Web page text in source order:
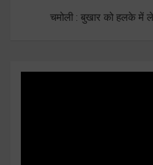
चमोली : बुखार को हलके में